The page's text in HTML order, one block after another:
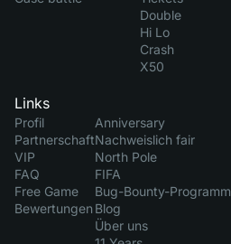
Double
Hi Lo
Crash
X50
Links
Profil
Partnerschaft
VIP
FAQ
Free Game
Bewertungen
Anniversary
Nachweislich fair
North Pole
FIFA
Bug-Bounty-Programm
Blog
Über uns